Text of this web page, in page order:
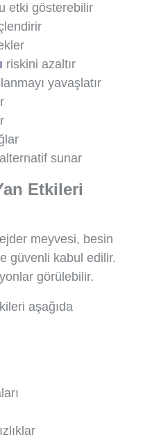
etki gösterebilir
riskini azaltır
yavaşlatır
sunar
Etkileri
meyvesi, besin
güvenli kabul edilir.
görülebilir.
aşağıda